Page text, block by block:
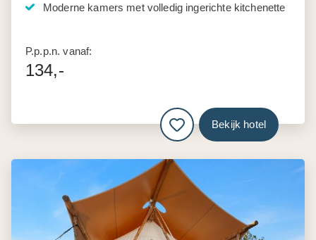
Moderne kamers met volledig ingerichte kitchenette
P.p.p.n. vanaf:
134,-
Bekijk hotel